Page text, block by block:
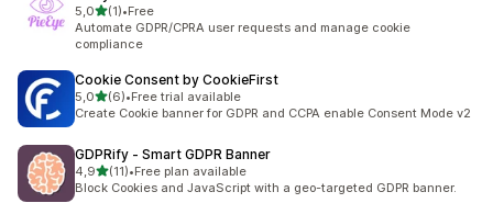
5,0/ 5 tähteä
(1)
1 arvostelua yhteensä
•Free
Automate GDPR/CPRA user requests and manage cookie
compliance
Cookie Consent by CookieFirst
5,0/ 5 tähteä
(6)
6 arvostelua yhteensä
•Free trial available
Create Cookie banner for GDPR and CCPA enable Consent Mode v2
GDPRify ‑ Smart GDPR Banner
4,9/ 5 tähteä
(11)
11 arvostelua yhteensä
•Free plan available
Block Cookies and JavaScript with a geo-targeted GDPR banner.